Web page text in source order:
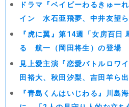
ドラマ『ベイビーわるきゅー
イン 水石亜飛夢、中井友望
『虎に翼』第14週「女房百日
る 航一（岡田将生）の登場
見上愛主演『恋愛バトルロワ
田裕大、秋田汐梨、吉田羊ら
『青島くんはいじわる』川島